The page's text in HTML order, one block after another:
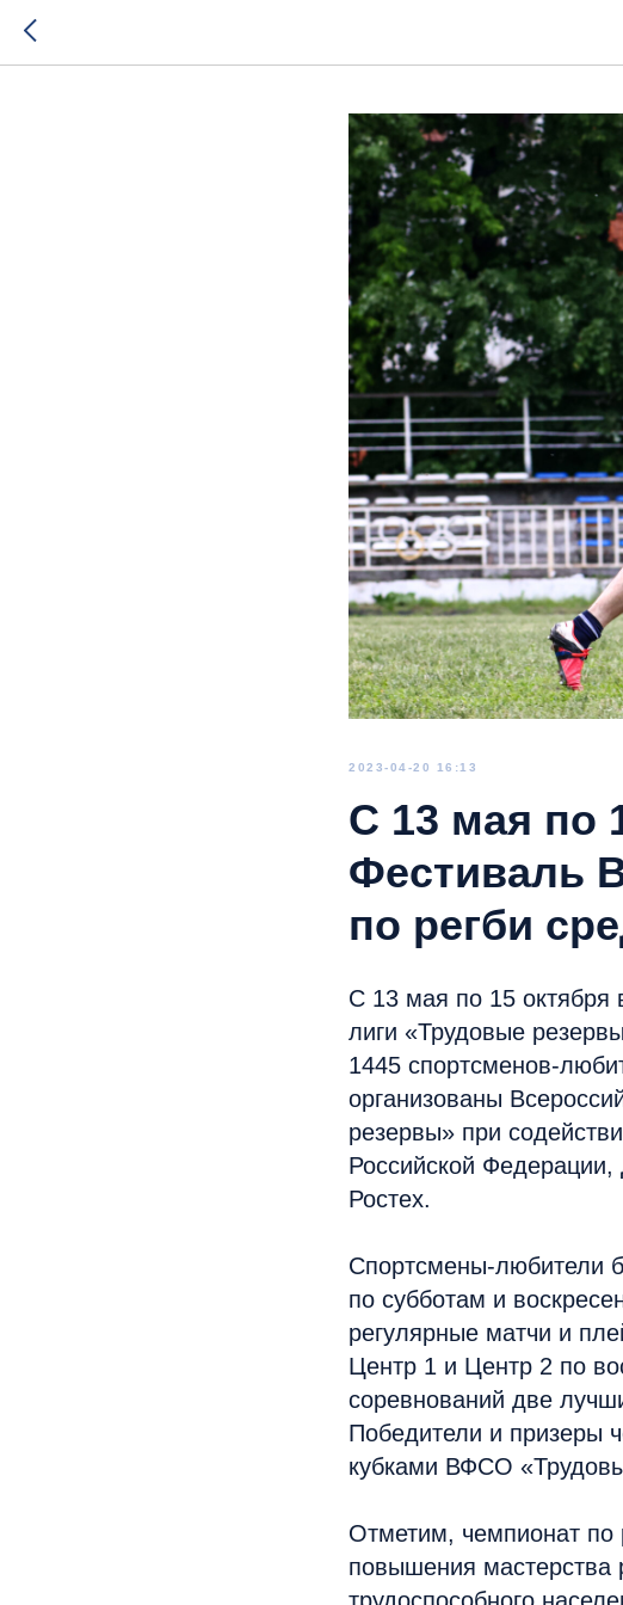
2023-04-20 16:13
С 13 мая по
Фестиваль
по регби
С 13 мая по 15 октября
лиги «Трудовые
1445 спортсменов-
организованы
резервы» при
Российской
Ростех.
Спортсмены-любители
по субботам и
регулярные матчи и
Центр 1 и Центр 2 по
соревнований две
Победители и призеры
кубками ВФСО
Отметим, чемпионат по
повышения мастерства